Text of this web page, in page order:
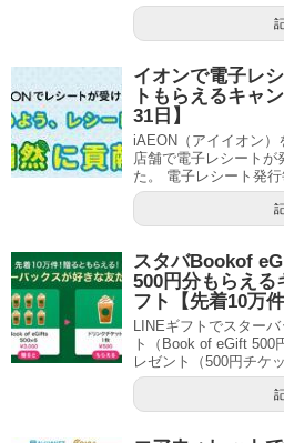
イオンで電子レ
トもらえるキャ
31日】
iAEON（アイイオン）
店舗で電子レシートが
た。 電子レシート発
スタバBookof
500円分もらえる
フト【先着10万件
LINEギフトでスター
ト（Book of eGift 500
レゼント（500円チケッ